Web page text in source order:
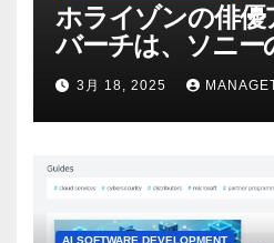
ホライゾンの俳優
バーチは、ソニ
ビデオを見て「ゲ
マンスという芸術
感じた」と語る –
3月 18, 2025